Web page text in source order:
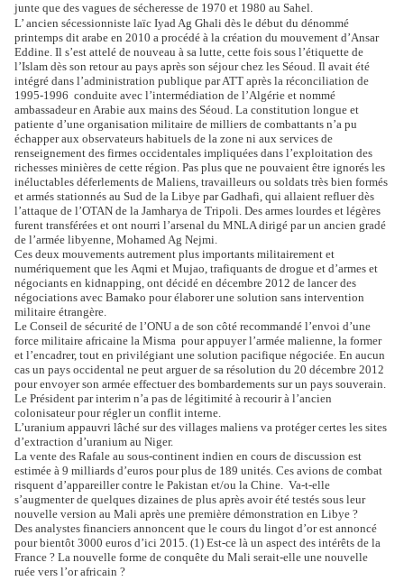
junte que des vagues de sécheresse de 1970 et 1980 au Sahel.
L’ ancien sécessionniste laïc Iyad Ag Ghali dès le début du dénommé
printemps dit arabe en 2010 a procédé à la création du mouvement d’Ansar
Eddine. Il s’est attelé de nouveau à sa lutte, cette fois sous l’étiquette de
l’Islam dès son retour au pays après son séjour chez les Séoud. Il avait été
intégré dans l’administration publique par ATT après la réconciliation de
1995-1996 conduite avec l’intermédiation de l’Algérie et nommé
ambassadeur en Arabie aux mains des Séoud. La constitution longue et
patiente d’une organisation militaire de milliers de combattants n’a pu
échapper aux observateurs habituels de la zone ni aux services de
renseignement des firmes occidentales impliquées dans l’exploitation des
richesses minières de cette région. Pas plus que ne pouvaient être ignorés les
inéluctables déferlements de Maliens, travailleurs ou soldats très bien formés
et armés stationnés au Sud de la Libye par Gadhafi, qui allaient refluer dès
l’attaque de l’OTAN de la Jamharya de Tripoli. Des armes lourdes et légères
furent transférées et ont nourri l’arsenal du MNLA dirigé par un ancien gradé
de l’armée libyenne, Mohamed Ag Nejmi.
Ces deux mouvements autrement plus importants militairement et
numériquement que les Aqmi et Mujao, trafiquants de drogue et d’armes et
négociants en kidnapping, ont décidé en décembre 2012 de lancer des
négociations avec Bamako pour élaborer une solution sans intervention
militaire étrangère.
Le Conseil de sécurité de l’ONU a de son côté recommandé l’envoi d’une
force militaire africaine la Misma pour appuyer l’armée malienne, la former
et l’encadrer, tout en privilégiant une solution pacifique négociée. En aucun
cas un pays occidental ne peut arguer de sa résolution du 20 décembre 2012
pour envoyer son armée effectuer des bombardements sur un pays souverain.
Le Président par interim n’a pas de légitimité à recourir à l’ancien
colonisateur pour régler un conflit interne.
L’uranium appauvri lâché sur des villages maliens va protéger certes les sites
d’extraction d’uranium au Niger.
La vente des Rafale au sous-continent indien en cours de discussion est
estimée à 9 milliards d’euros pour plus de 189 unités. Ces avions de combat
risquent d’appareiller contre le Pakistan et/ou la Chine. Va-t-elle
s’augmenter de quelques dizaines de plus après avoir été testés sous leur
nouvelle version au Mali après une première démonstration en Libye ?
Des analystes financiers annoncent que le cours du lingot d’or est annoncé
pour bientôt 3000 euros d’ici 2015. (1) Est-ce là un aspect des intérêts de la
France ? La nouvelle forme de conquête du Mali serait-elle une nouvelle
ruée vers l’or africain ?